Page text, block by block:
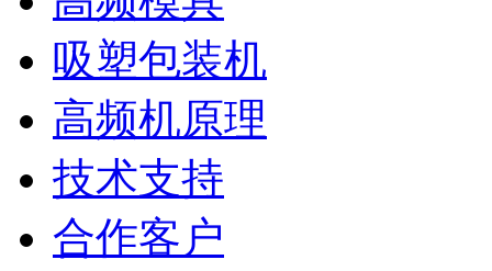
吸塑包装机
高频机原理
技术支持
合作客户